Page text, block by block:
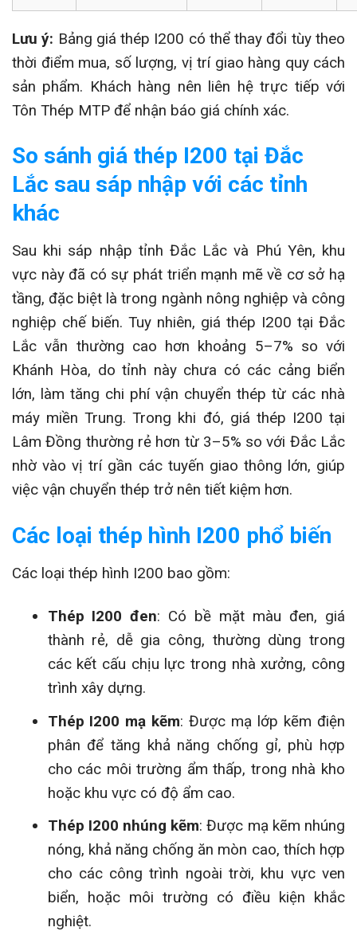
Lưu ý: Bảng giá thép I200 có thể thay đổi tùy theo
thời điểm mua, số lượng, vị trí giao hàng quy cách
sản phẩm. Khách hàng nên liên hệ trực tiếp với
Tôn Thép MTP để nhận báo giá chính xác.
So sánh giá thép I200 tại Đắc
Lắc sau sáp nhập với các tỉnh
khác
Sau khi sáp nhập tỉnh Đắc Lắc và Phú Yên, khu
vực này đã có sự phát triển mạnh mẽ về cơ sở hạ
tầng, đặc biệt là trong ngành nông nghiệp và công
nghiệp chế biến. Tuy nhiên, giá thép I200 tại Đắc
Lắc vẫn thường cao hơn khoảng 5–7% so với
Khánh Hòa, do tỉnh này chưa có các cảng biển
lớn, làm tăng chi phí vận chuyển thép từ các nhà
máy miền Trung. Trong khi đó, giá thép I200 tại
Lâm Đồng thường rẻ hơn từ 3–5% so với Đắc Lắc
nhờ vào vị trí gần các tuyến giao thông lớn, giúp
việc vận chuyển thép trở nên tiết kiệm hơn.
Các loại thép hình I200 phổ biến
Các loại thép hình I200 bao gồm:
Thép I200 đen: Có bề mặt màu đen, giá
thành rẻ, dễ gia công, thường dùng trong
các kết cấu chịu lực trong nhà xưởng, công
trình xây dựng.
Thép I200 mạ kẽm: Được mạ lớp kẽm điện
phân để tăng khả năng chống gỉ, phù hợp
cho các môi trường ẩm thấp, trong nhà kho
hoặc khu vực có độ ẩm cao.
Thép I200 nhúng kẽm: Được mạ kẽm nhúng
nóng, khả năng chống ăn mòn cao, thích hợp
cho các công trình ngoài trời, khu vực ven
biển, hoặc môi trường có điều kiện khắc
nghiệt.